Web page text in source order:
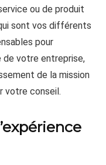
ou de produit
sont vos différents
pour
de votre entreprise,
de la mission
votre conseil.